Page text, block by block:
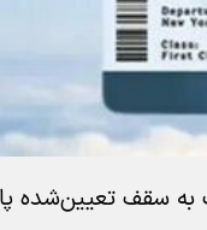
به سقف تعیین‌شده